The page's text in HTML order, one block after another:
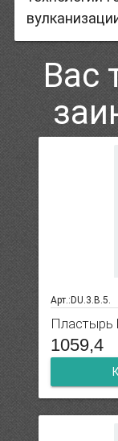
Вас
Арт.:DU.3.B.5.
Пластырь
1059,4